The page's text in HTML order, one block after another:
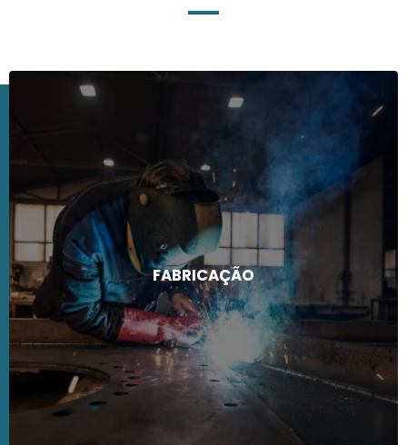
FABRICAÇÃO